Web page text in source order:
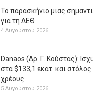
Το παρασκήνιο μιας
για τη ΔΕΘ
4 Αυγούστου 2026
Danaos (Δρ. Γ. Κούστας):
στα $133,1 εκατ. και
χρέους
5 Αυγούστου 2026